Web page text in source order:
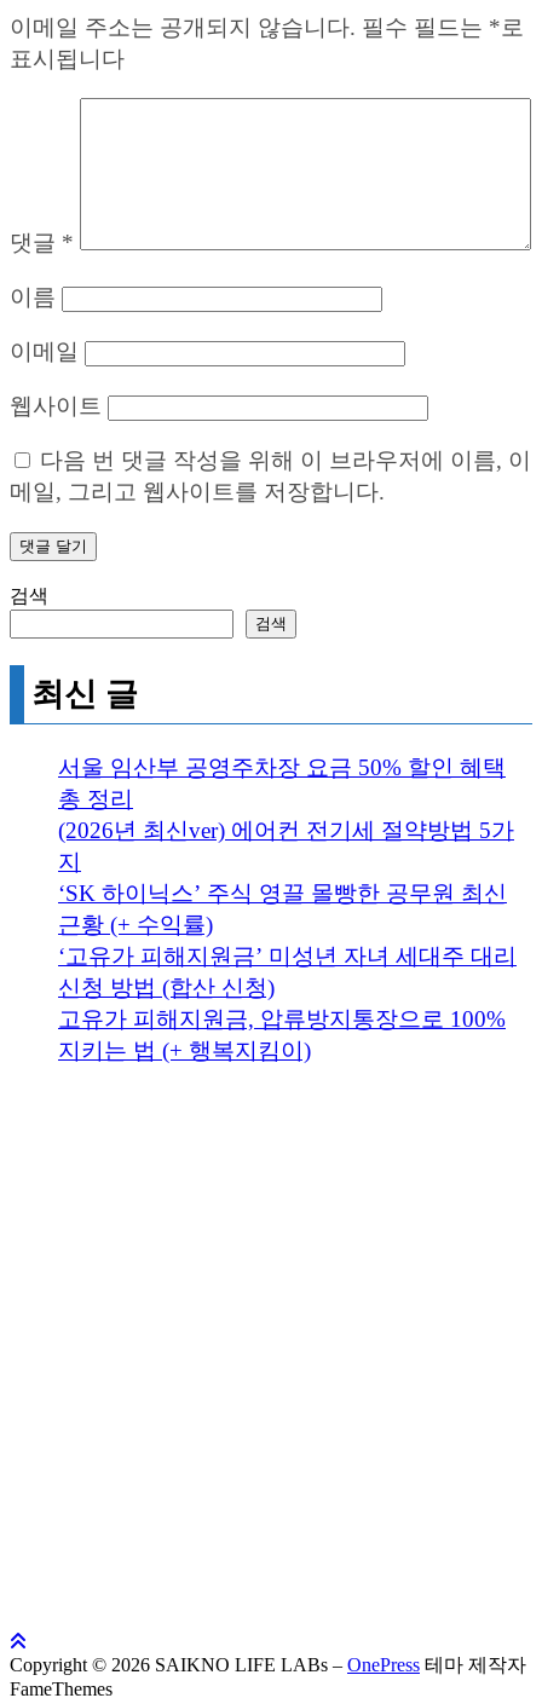
이메일 주소는 공개되지 않습니다. 필수 필드는 *로
표시됩니다
댓글 *
이름
이메일
웹사이트
다음 번 댓글 작성을 위해 이 브라우저에 이름, 이
메일, 그리고 웹사이트를 저장합니다.
검색
검색
최신 글
서울 임산부 공영주차장 요금 50% 할인 혜택
총 정리
(2026년 최신ver) 에어컨 전기세 절약방법 5가
지
‘SK 하이닉스’ 주식 영끌 몰빵한 공무원 최신
근황 (+ 수익률)
‘고유가 피해지원금’ 미성년 자녀 세대주 대리
신청 방법 (합산 신청)
고유가 피해지원금, 압류방지통장으로 100%
지키는 법 (+ 행복지킴이)
Copyright © 2026 SAIKNO LIFE LABs – OnePress 테마 제작자
FameThemes